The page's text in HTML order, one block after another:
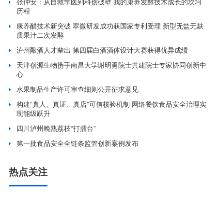
张仲安：从自救学医到科创破壁 我的康养发酵技术成长的坎坷
历程
康养醋技术新突破 翠微研发成功获国家专利受理 新型无盐无麸
质果汁二次发酵
泸州酿酒人才辈出 第四届白酒酒体设计大赛获得优异成绩
天津创源生物携手南昌大学谢明勇院士共建院士专家协同创新中
心
水果制品生产许可审查细则公开征求意见
构建“真人、真证、真店”可信核验机制 网络餐饮食品安全治理实
现能级跃升
四川泸州晚熟荔枝“打擂台”
第一批食品安全全链条监管创新案例发布
热点关注